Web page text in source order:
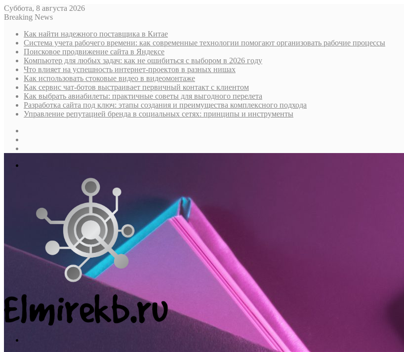
Суббота, 8 августа 2026
Breaking News
Как найти надежного поставщика в Китае
Система учета рабочего времени: как современные технологии помогают организовать рабочие процессы
Поисковое продвижение сайта в Яндексе
Компьютер для любых задач: как не ошибиться с выбором в 2026 году
Что влияет на успешность интернет-проектов в разных нишах
Как использовать стоковые видео в видеомонтаже
Как сервис чат-ботов выстраивает первичный контакт с клиентом
Как выбрать авиабилеты: практичные советы для выгодного перелета
Разработка сайта под ключ: этапы создания и преимущества комплексного подхода
Управление репутацией бренда в социальных сетях: принципы и инструменты